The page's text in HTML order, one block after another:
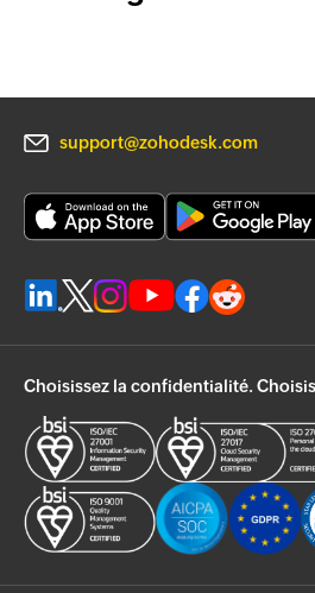
support@zohodesk.com
Choisissez la confidentialité.